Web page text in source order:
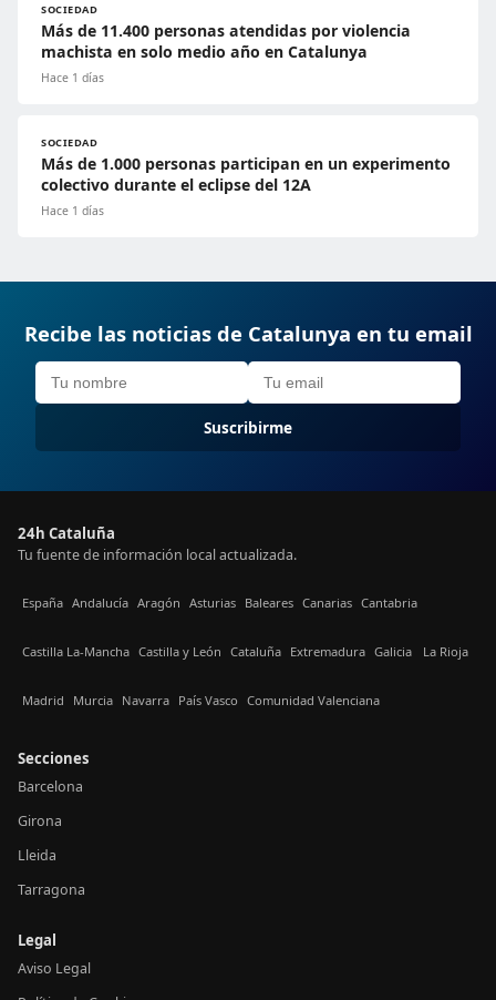
SOCIEDAD
Más de 11.400 personas atendidas por violencia
machista en solo medio año en Catalunya
Hace 1 días
SOCIEDAD
Más de 1.000 personas participan en un experimento
colectivo durante el eclipse del 12A
Hace 1 días
Recibe las noticias de Catalunya en tu email
Suscribirme
24h Cataluña
Tu fuente de información local actualizada.
España Andalucía Aragón Asturias Baleares Canarias Cantabria
Castilla La-Mancha Castilla y León Cataluña Extremadura Galicia La Rioja
Madrid Murcia Navarra País Vasco Comunidad Valenciana
Secciones
Barcelona
Girona
Lleida
Tarragona
Legal
Aviso Legal